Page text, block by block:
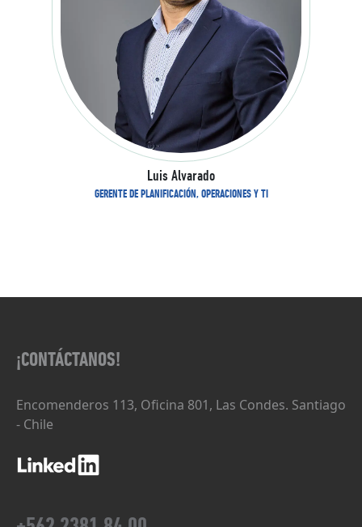
Luis Alvarado
GERENTE DE PLANIFICACIÓN, OPERACIONES Y TI
¡CONTÁCTANOS!
Encomenderos 113, Oficina 801, Las Condes. Santiago
- Chile